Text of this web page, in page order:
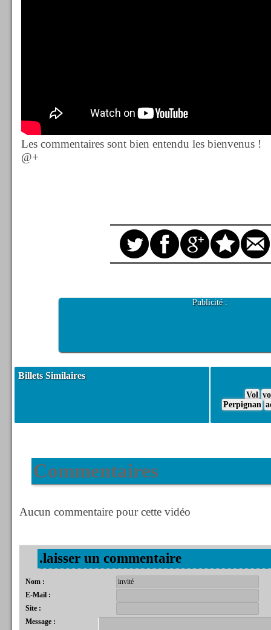
Les commentaires sont bien entendu les bienvenus !
@+
Publicité :
Billets Similaires
Vol
Perpignan
Commentaires
Aucun commentaire pour cette vidéo
.laisser un commentaire
Nom :
E-Mail :
Site :
Message :